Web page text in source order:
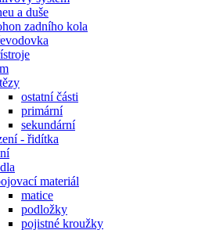
a duše
zadního kola
ostatní části
primární
sekundární
- řidítka
materiál
matice
podložky
pojistné kroužky